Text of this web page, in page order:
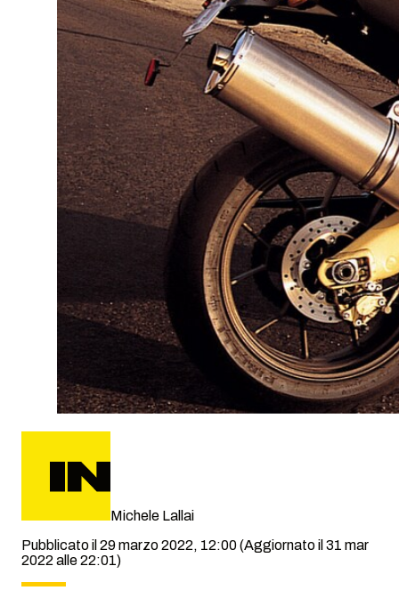
Michele Lallai
Pubblicato il 29 marzo 2022, 12:00(Aggiornato il 31 mar
2022 alle 22:01)